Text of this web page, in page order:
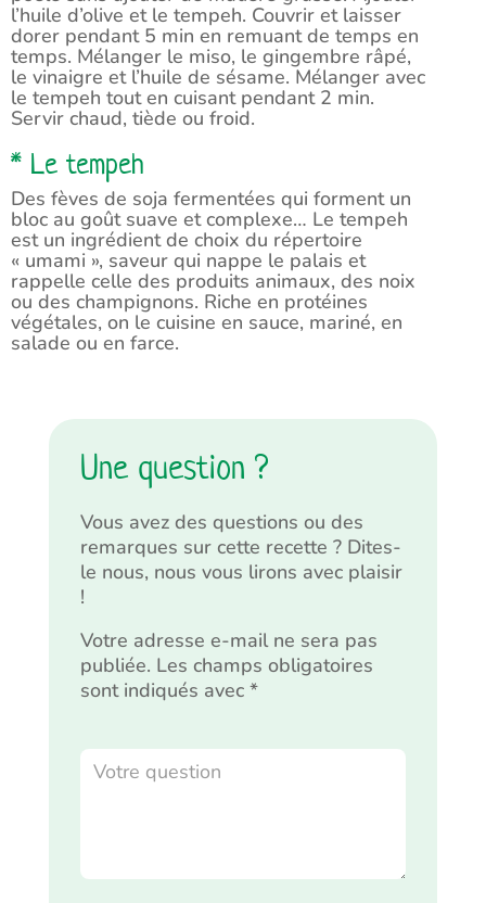
l’huile d’olive et le tempeh. Couvrir et laisser
dorer pendant 5 min en remuant de temps en
temps. Mélanger le miso, le gingembre râpé,
le vinaigre et l’huile de sésame. Mélanger avec
le tempeh tout en cuisant pendant 2 min.
Servir chaud, tiède ou froid.
* Le tempeh
Des fèves de soja fermentées qui forment un
bloc au goût suave et complexe… Le tempeh
est un ingrédient de choix du répertoire
« umami », saveur qui nappe le palais et
rappelle celle des produits animaux, des noix
ou des champignons. Riche en protéines
végétales, on le cuisine en sauce, mariné, en
salade ou en farce.
Une question ?
Vous avez des questions ou des
remarques sur cette recette ? Dites-
le nous, nous vous lirons avec plaisir
!
Votre adresse e-mail ne sera pas
publiée. Les champs obligatoires
sont indiqués avec *